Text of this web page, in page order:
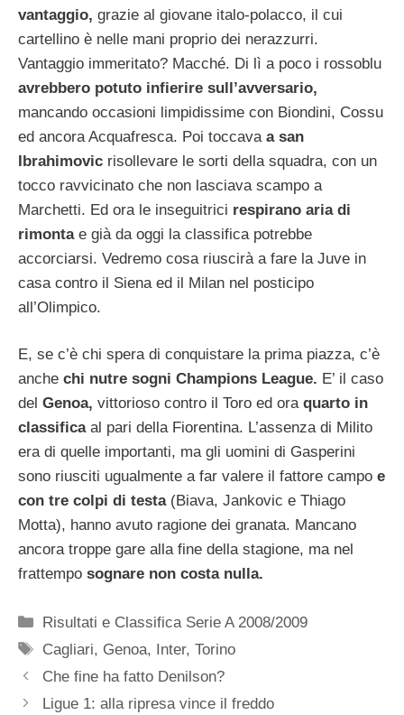
vantaggio, grazie al giovane italo-polacco, il cui
cartellino è nelle mani proprio dei nerazzurri.
Vantaggio immeritato? Macché. Di lì a poco i rossoblu
avrebbero potuto infierire sull’avversario,
mancando occasioni limpidissime con Biondini, Cossu
ed ancora Acquafresca. Poi toccava a san
Ibrahimovic risollevare le sorti della squadra, con un
tocco ravvicinato che non lasciava scampo a
Marchetti. Ed ora le inseguitrici respirano aria di
rimontae già da oggi la classifica potrebbe
accorciarsi. Vedremo cosa riuscirà a fare la Juve in
casa contro il Siena ed il Milan nel posticipo
all’Olimpico.
E, se c’è chi spera di conquistare la prima piazza, c’è
anche chi nutre sogni Champions League. E’ il caso
del Genoa, vittorioso contro il Toro ed ora quarto in
classifica al pari della Fiorentina. L’assenza di Milito
era di quelle importanti, ma gli uomini di Gasperini
sono riusciti ugualmente a far valere il fattore campo e
con tre colpi di testa(Biava, Jankovic e Thiago
Motta), hanno avuto ragione dei granata. Mancano
ancora troppe gare alla fine della stagione, ma nel
frattempo sognare non costa nulla.
Categorie
Risultati e Classifica Serie A 2008/2009
Tag
Cagliari, Genoa, Inter,Torino
Che fine ha fatto Denilson?
Ligue 1: alla ripresa vince il freddo